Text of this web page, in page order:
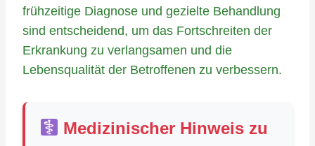
frühzeitige Diagnose und gezielte Behandlung
sind entscheidend, um das Fortschreiten der
Erkrankung zu verlangsamen und die
Lebensqualität der Betroffenen zu verbessern.
Medizinischer Hinweis zu